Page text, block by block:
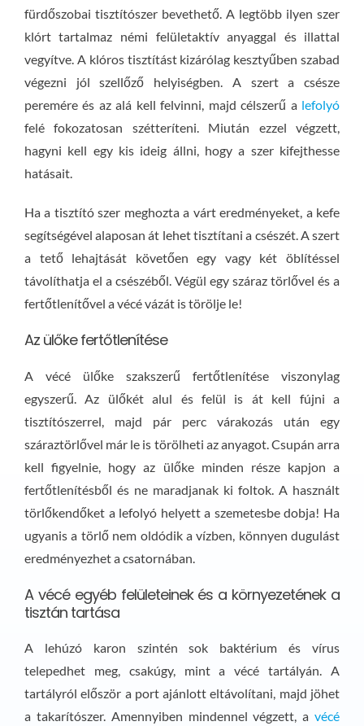
fürdőszobai tisztítószer bevethető. A legtöbb ilyen szer
klórt tartalmaz némi felületaktív anyaggal és illattal
vegyítve. A klóros tisztítást kizárólag kesztyűben szabad
végezni jól szellőző helyiségben. A szert a csésze
peremére és az alá kell felvinni, majd célszerű a lefolyó
felé fokozatosan szétteríteni. Miután ezzel végzett,
hagyni kell egy kis ideig állni, hogy a szer kifejthesse
hatásait.
Ha a tisztító szer meghozta a várt eredményeket, a kefe
segítségével alaposan át lehet tisztítani a csészét. A szert
a tető lehajtását követően egy vagy két öblítéssel
távolíthatja el a csészéből. Végül egy száraz törlővel és a
fertőtlenítővel a vécé vázát is törölje le!
Az ülőke fertőtlenítése
A vécé ülőke szakszerű fertőtlenítése viszonylag
egyszerű. Az ülőkét alul és felül is át kell fújni a
tisztítószerrel, majd pár perc várakozás után egy
száraztörlővel már le is törölheti az anyagot. Csupán arra
kell figyelnie, hogy az ülőke minden része kapjon a
fertőtlenítésből és ne maradjanak ki foltok. A használt
törlőkendőket a lefolyó helyett a szemetesbe dobja! Ha
ugyanis a törlő nem oldódik a vízben, könnyen dugulást
eredményezhet a csatornában.
A vécé egyéb felületeinek és a környezetének a
tisztán tartása
A lehúzó karon szintén sok baktérium és vírus
telepedhet meg, csakúgy, mint a vécé tartályán. A
tartályról először a port ajánlott eltávolítani, majd jöhet
a takarítószer. Amennyiben mindennel végzett, avécé